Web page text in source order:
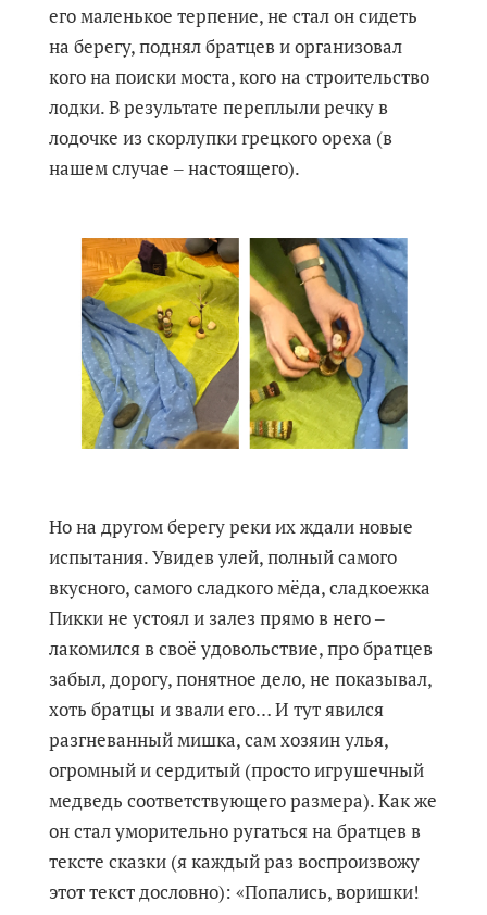
его маленькое терпение, не стал он сидеть
на берегу, поднял братцев и организовал
кого на поиски моста, кого на строительство
лодки. В результате переплыли речку в
лодочке из скорлупки грецкого ореха (в
нашем случае ‒ настоящего).
Но на другом берегу реки их ждали новые
испытания. Увидев улей, полный самого
вкусного, самого сладкого мёда, сладкоежка
Пикки не устоял и залез прямо в него ‒
лакомился в своё удовольствие, про братцев
забыл, дорогу, понятное дело, не показывал,
хоть братцы и звали его… И тут явился
разгневанный мишка, сам хозяин улья,
огромный и сердитый (просто игрушечный
медведь соответствующего размера). Как же
он стал уморительно ругаться на братцев в
тексте сказки (я каждый раз воспроизвожу
этот текст дословно): «Попались, воришки!